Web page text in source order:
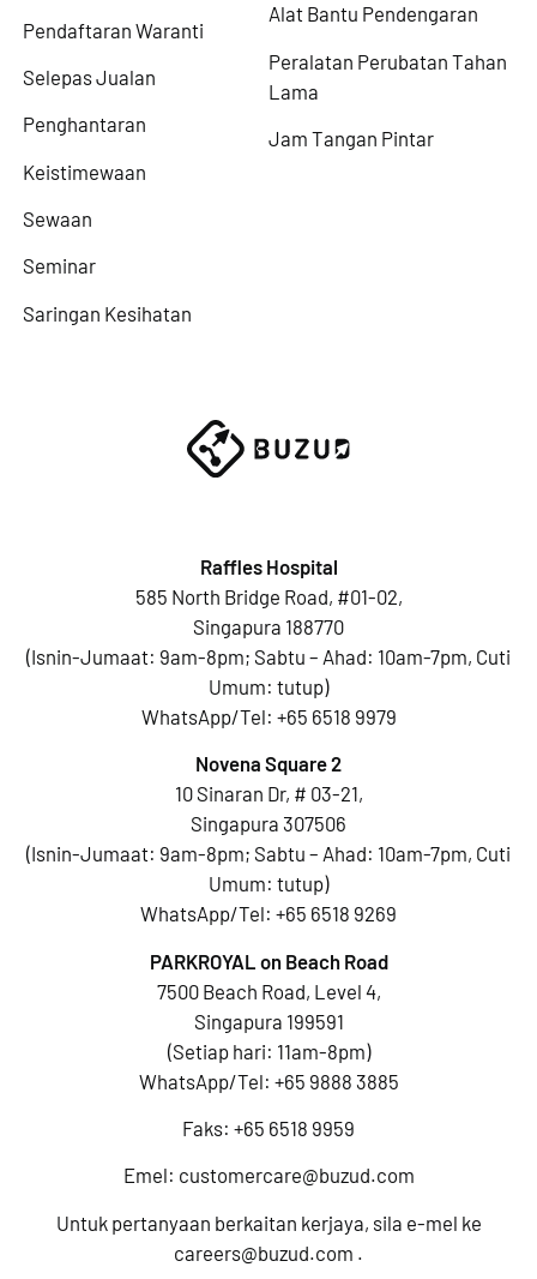
Pendaftaran Waranti
Selepas Jualan
Penghantaran
Keistimewaan
Sewaan
Seminar
Saringan Kesihatan
Alat Bantu Pendengaran
Peralatan Perubatan Tahan
Lama
Jam Tangan Pintar
Raffles Hospital
585 North Bridge Road, #01-02,
Singapura 188770
(Isnin-Jumaat: 9am-8pm; Sabtu – Ahad: 10am-7pm, Cuti
Umum: tutup)
WhatsApp/Tel: +65 6518 9979
Novena Square 2
10 Sinaran Dr, # 03-21,
Singapura 307506
(Isnin-Jumaat: 9am-8pm; Sabtu – Ahad: 10am-7pm, Cuti
Umum: tutup)
WhatsApp/Tel: +65 6518 9269
PARKROYAL on Beach Road
7500 Beach Road, Level 4,
Singapura 199591
(Setiap hari: 11am-8pm)
WhatsApp/Tel: +65 9888 3885
Faks: +65 6518 9959
Emel: customercare@buzud.com
Untuk pertanyaan berkaitan kerjaya, sila e-mel ke
careers@buzud.com .